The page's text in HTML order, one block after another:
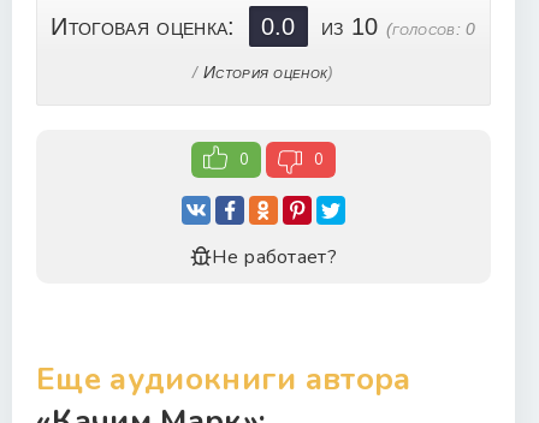
24
Итоговая оценка: 0.0 из 10(голосов:0
/ История оценок)
0 0
Не работает?
Еще аудиокниги автора